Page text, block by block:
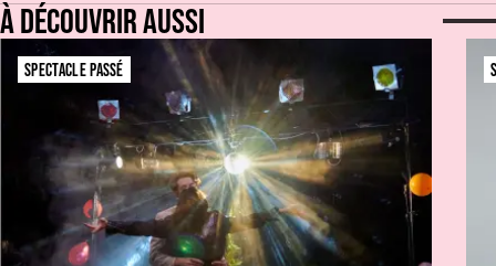
À DÉCOUVRIR AUSSI
SPECTACLE PASSÉ